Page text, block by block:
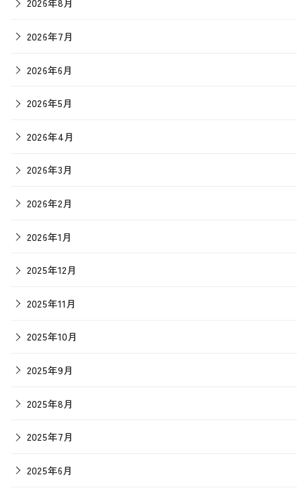
2026年7月
2026年6月
2026年5月
2026年4月
2026年3月
2026年2月
2026年1月
2025年12月
2025年11月
2025年10月
2025年9月
2025年8月
2025年7月
2025年6月